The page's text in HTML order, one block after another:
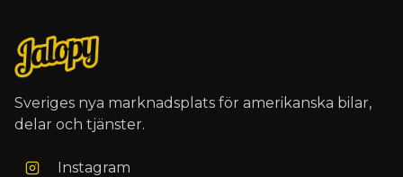
Sveriges nya marknadsplats för amerikanska bilar,
delar och tjänster.
Instagram